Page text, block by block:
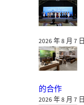
2026 年 8 月 7 日
的合作
2026 年 8 月 7 日